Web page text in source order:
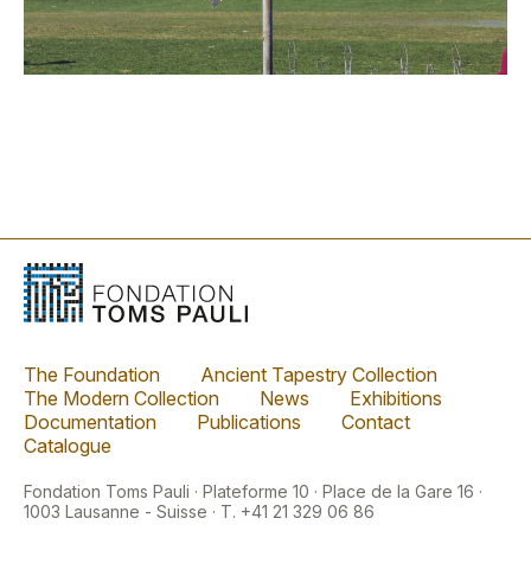
The Foundation
Ancient Tapestry Collection
The Modern Collection
News
Exhibitions
Documentation
Publications
Contact
Catalogue
Fondation Toms Pauli · Plateforme 10 · Place de la Gare 16 ·
1003 Lausanne - Suisse · T. +41 21 329 06 86